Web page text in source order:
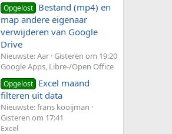
Opgelost Bestand (mp4) en
map andere eigenaar
verwijderen van Google
Drive
Nieuwste: Aar Gisteren om 19:20
Google Apps, Libre-/Open Office
Opgelost Excel maand
filteren uit data
Nieuwste: frans kooijman
Gisteren om 17:41
Excel